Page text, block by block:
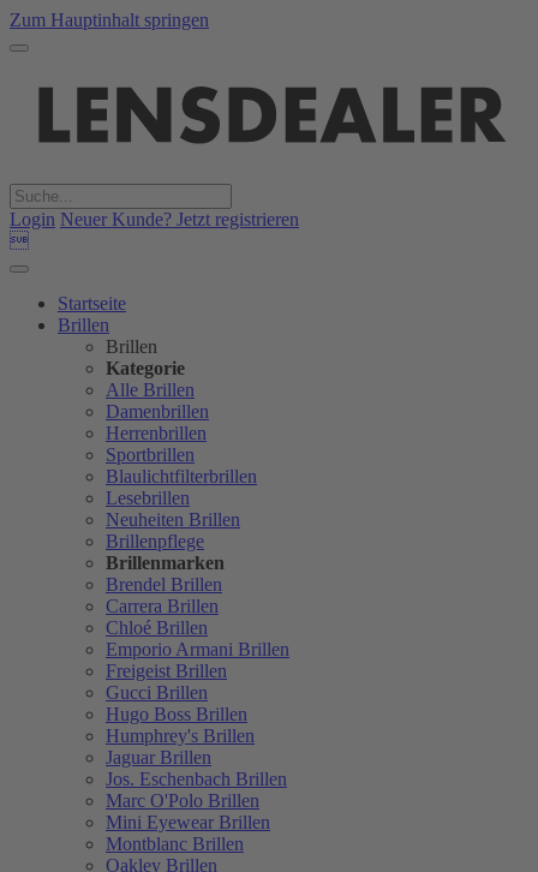
Zum Hauptinhalt springen
Login Neuer Kunde? Jetzt registrieren

Startseite
Brillen
Brillen
Kategorie
Alle Brillen
Damenbrillen
Herrenbrillen
Sportbrillen
Blaulichtfilterbrillen
Lesebrillen
Neuheiten Brillen
Brillenpflege
Brillenmarken
Brendel Brillen
Carrera Brillen
Chloé Brillen
Emporio Armani Brillen
Freigeist Brillen
Gucci Brillen
Hugo Boss Brillen
Humphrey's Brillen
Jaguar Brillen
Jos. Eschenbach Brillen
Marc O'Polo Brillen
Mini Eyewear Brillen
Montblanc Brillen
Oakley Brillen